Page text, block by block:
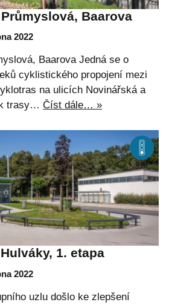
Baarova
2022
Baarova Jedná se o
cyklistického propojení mezi
na ulicích Novinářská a
trasy… Číst dále… »
1. etapa
2022
uzlu došlo ke zlepšení